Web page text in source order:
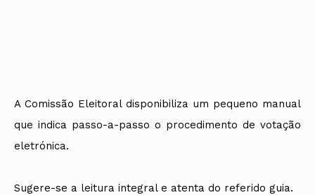
A Comissão Eleitoral disponibiliza um pequeno manual
que indica passo-a-passo o procedimento de votação
eletrónica.
Sugere-se a leitura integral e atenta do referido guia.